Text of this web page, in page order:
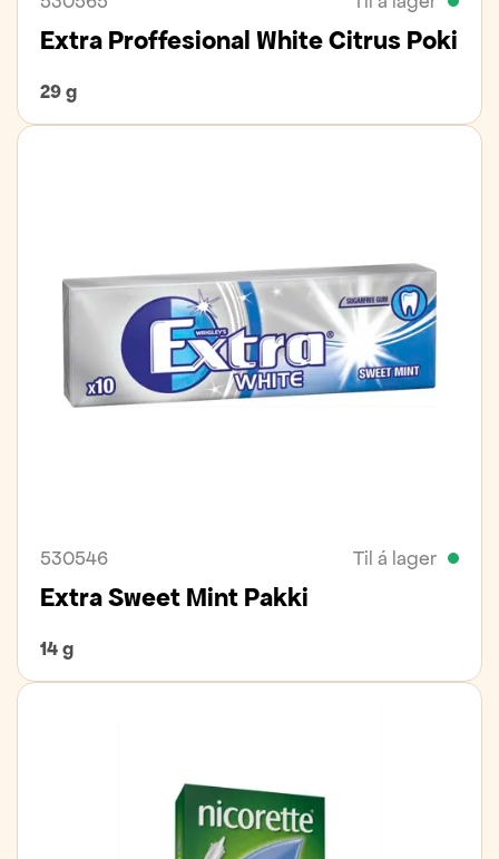
Extra Proffesional White Citrus Poki
29 g
530546 Til á lager
Extra Sweet Mint Pakki
14 g